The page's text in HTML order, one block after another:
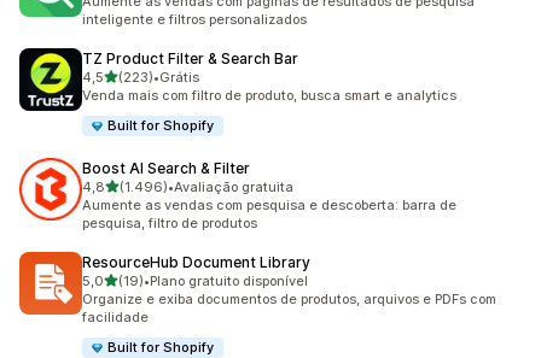
inteligente e filtros personalizados
TZ Product Filter & Search Bar
4,5de 5 estrelas
(223)
223 avaliações ao todo
•Grátis
Venda mais com filtro de produto, busca smart e analytics
Built for Shopify
Boost AI Search & Filter
4,8de 5 estrelas
(1.496)
1496 avaliações ao todo
•Avaliação gratuita
Aumente as vendas com pesquisa e descoberta: barra de
pesquisa, filtro de produtos
ResourceHub Document Library
5,0de 5 estrelas
(19)
19 avaliações ao todo
•Plano gratuito disponível
Organize e exiba documentos de produtos, arquivos e PDFs com
facilidade
Built for Shopify